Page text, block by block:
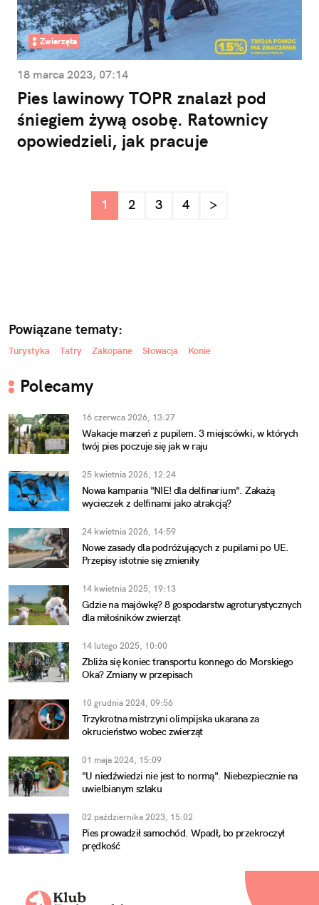
Zwierzęta
18 marca 2023, 07:14
Pies lawinowy TOPR znalazł pod
śniegiem żywą osobę. Ratownicy
opowiedzieli, jak pracuje
1 2 3 4 >
Powiązane tematy:
Turystyka Tatry Zakopane Słowacja Konie
Polecamy
16 czerwca 2026, 13:27
Wakacje marzeń z pupilem. 3 miejscówki, w których
twój pies poczuje się jak w raju
25 kwietnia 2026, 12:24
Nowa kampania "NIE! dla delfinarium". Zakażą
wycieczek z delfinami jako atrakcją?
24 kwietnia 2026, 14:59
Nowe zasady dla podróżujących z pupilami po UE.
Przepisy istotnie się zmieniły
14 kwietnia 2025, 19:13
Gdzie na majówkę? 8 gospodarstw agroturystycznych
dla miłośników zwierząt
14 lutego 2025, 10:00
Zbliża się koniec transportu konnego do Morskiego
Oka? Zmiany w przepisach
10 grudnia 2024, 09:56
Trzykrotna mistrzyni olimpijska ukarana za
okrucieństwo wobec zwierząt
01 maja 2024, 15:09
"U niedźwiedzi nie jest to normą". Niebezpiecznie na
uwielbianym szlaku
02 października 2023, 15:02
Pies prowadził samochód. Wpadł, bo przekroczył
prędkość